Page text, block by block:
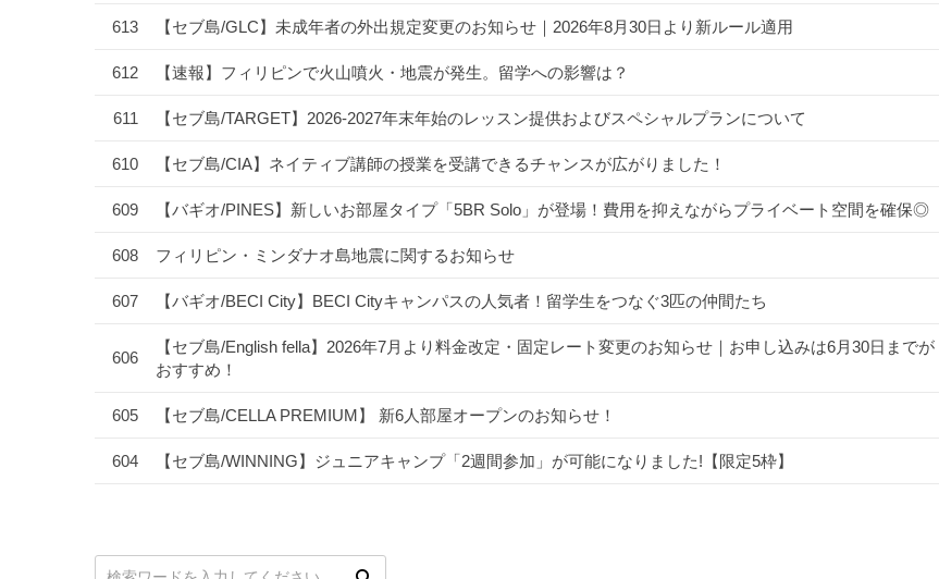
613 【セブ島/GLC】未成年者の外出規定変更のお知らせ｜2026年8月30日より新ルール適用
612 【速報】フィリピンで火山噴火・地震が発生。留学への影響は？
611 【セブ島/TARGET】2026-2027年末年始のレッスン提供およびスペシャルプランについて
610 【セブ島/CIA】ネイティブ講師の授業を受講できるチャンスが広がりました！
609 【バギオ/PINES】新しいお部屋タイプ「5BR Solo」が登場！費用を抑えながらプライベート空間を確保◎
608 フィリピン・ミンダナオ島地震に関するお知らせ
607 【バギオ/BECI City】BECI Cityキャンパスの人気者！留学生をつなぐ3匹の仲間たち
606
【セブ島/English fella】2026年7月より料金改定・固定レート変更のお知らせ｜お申し込みは6月30日までが
おすすめ！
605 【セブ島/CELLA PREMIUM】 新6人部屋オープンのお知らせ！
604 【セブ島/WINNING】ジュニアキャンプ「2週間参加」が可能になりました!【限定5枠】